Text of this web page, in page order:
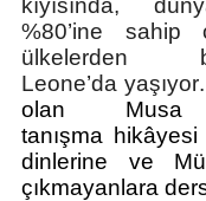
kıyısında, d
%80’ine sahip
ülkelerden
Leone’da yaşıyor.
olan
tanışma
hikâyesi
dinlerine ve
çıkmayanlara